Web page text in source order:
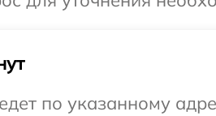
по указанному